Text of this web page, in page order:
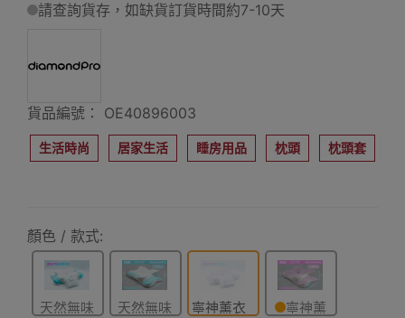
請查詢貨存，如缺貨訂貨時間約7-10天
貨品編號： OE40896003
生活時尚 居家生活 睡房用品 枕頭 枕頭套
顏色 / 款式:
天然無味
天然無味
寧神薰衣
寧神薰